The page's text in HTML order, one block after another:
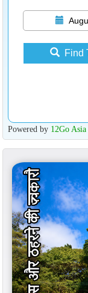
Find
Powered by 12Go Asia